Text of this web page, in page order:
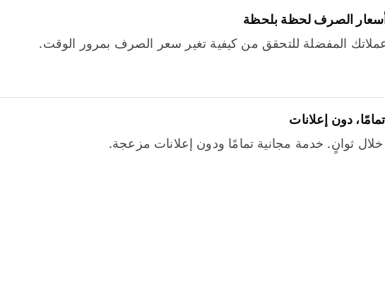
أسعار الصرف لحظة بلحظة
المفضلة للتحقق من كيفية تغير سعر الصرف بمرور الوقت.
دون إعلانات
خلال ثوانٍ. خدمة مجانية تمامًا ودون إعلانات مزعجة.